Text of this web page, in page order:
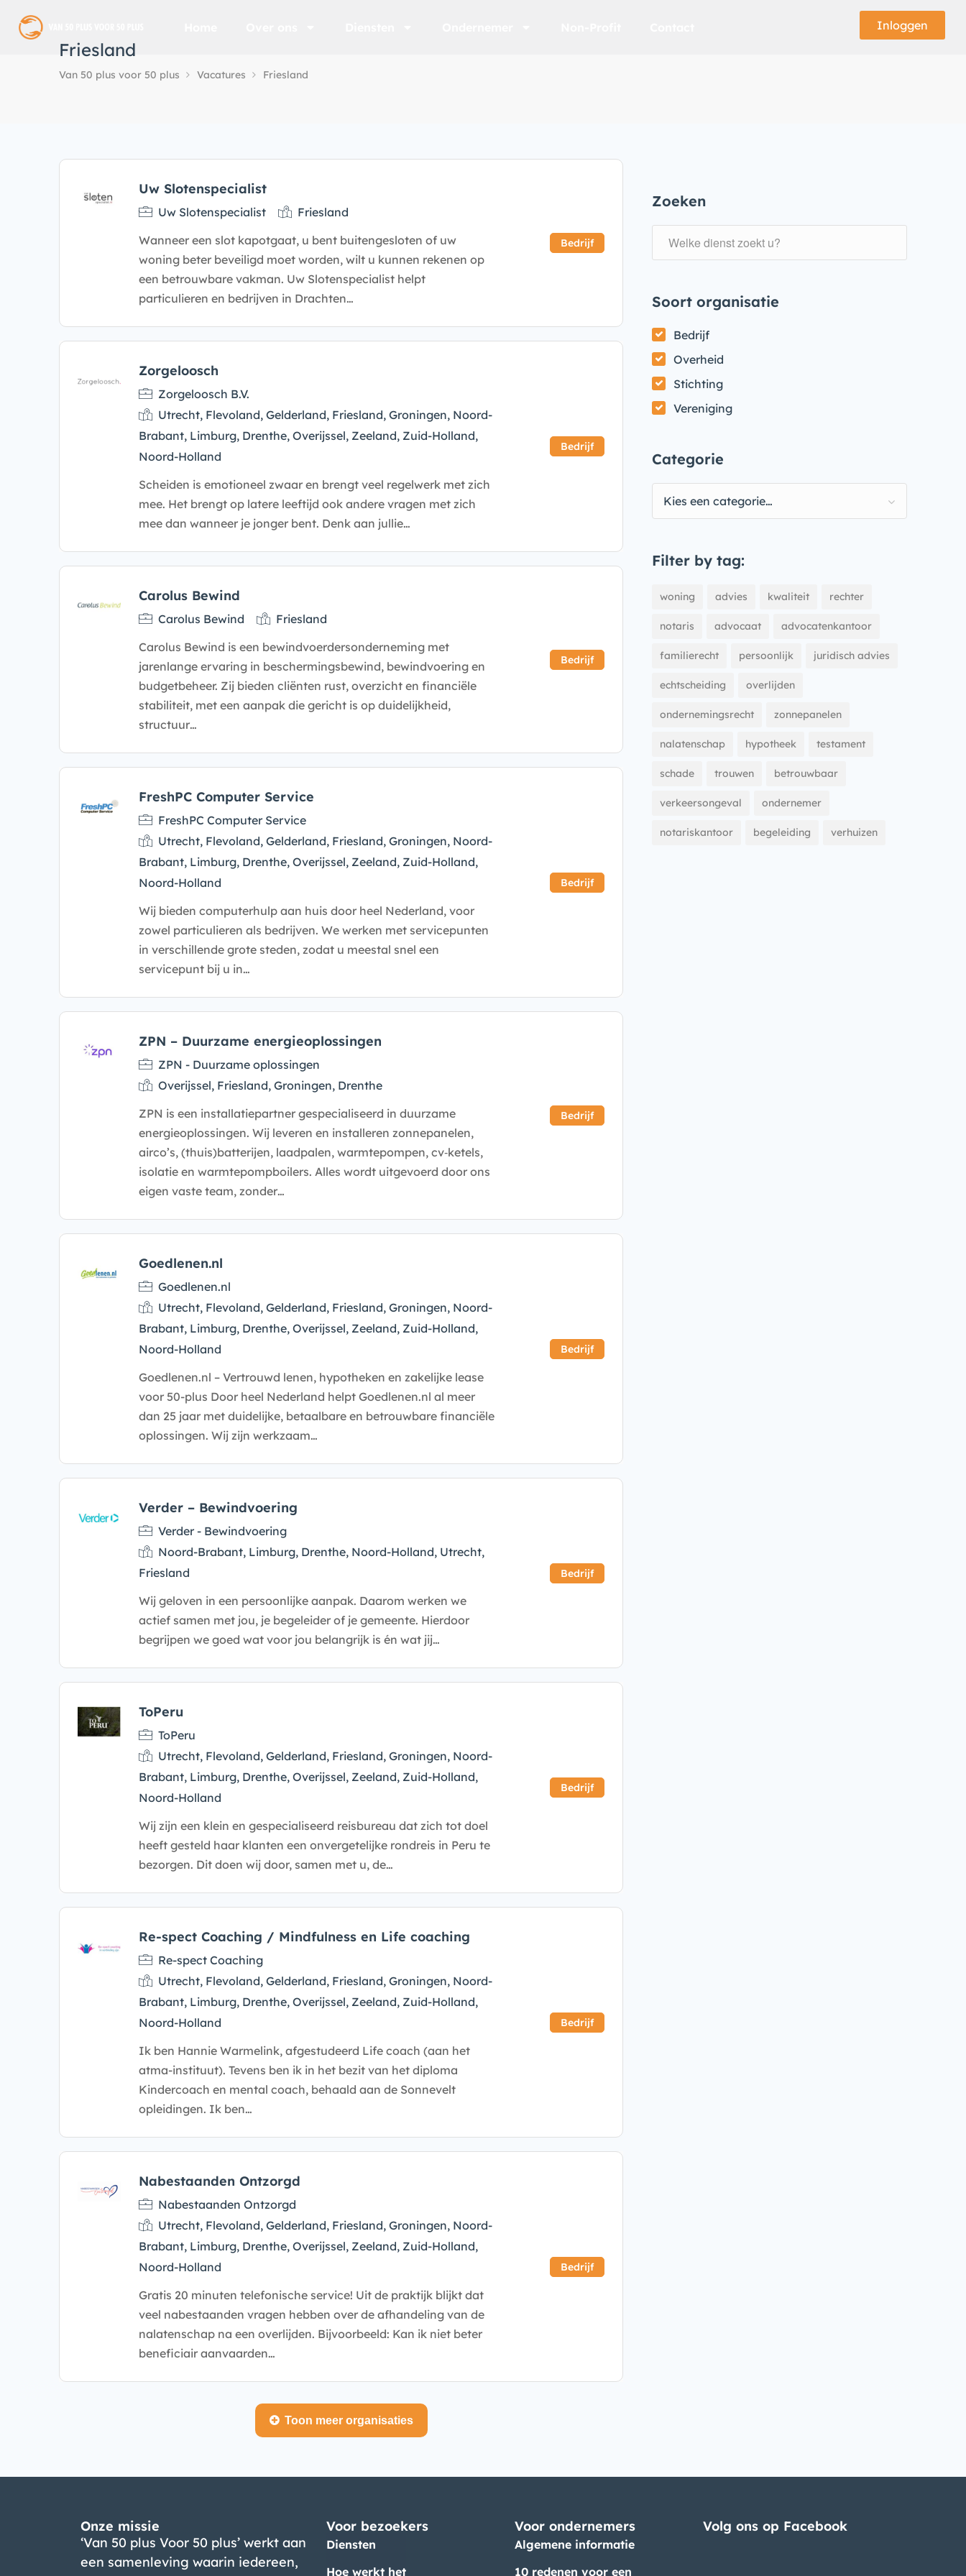
Inloggen
Friesland
Van 50 plus voor 50 plus Vacatures Friesland
Zoeken
Soort organisatie
Bedrijf
Overheid
Stichting
Vereniging
Categorie
Kies een categorie…
Filter by tag:
woning advies kwaliteit rechter
notaris advocaat advocatenkantoor
familierecht persoonlijk juridisch advies
echtscheiding overlijden
ondernemingsrecht zonnepanelen
nalatenschap hypotheek testament
schade trouwen betrouwbaar
verkeersongeval ondernemer
notariskantoor begeleiding verhuizen
Uw Slotenspecialist
Bedrijf
Uw Slotenspecialist
Friesland
Wanneer een slot kapotgaat, u bent buitengesloten of uw
woning beter beveiligd moet worden, wilt u kunnen rekenen op
een betrouwbare vakman. Uw Slotenspecialist helpt
particulieren en bedrijven in Drachten…
Zorgeloosch
Bedrijf
Zorgeloosch B.V.
Utrecht, Flevoland, Gelderland, Friesland, Groningen, Noord-
Brabant, Limburg, Drenthe, Overijssel, Zeeland, Zuid-Holland,
Noord-Holland
Scheiden is emotioneel zwaar en brengt veel regelwerk met zich
mee. Het brengt op latere leeftijd ook andere vragen met zich
mee dan wanneer je jonger bent. Denk aan jullie…
Carolus Bewind
Bedrijf
Carolus Bewind
Friesland
Carolus Bewind is een bewindvoerdersonderneming met
jarenlange ervaring in beschermingsbewind, bewindvoering en
budgetbeheer. Zij bieden cliënten rust, overzicht en financiële
stabiliteit, met een aanpak die gericht is op duidelijkheid,
structuur…
FreshPC Computer Service
Bedrijf
FreshPC Computer Service
Utrecht, Flevoland, Gelderland, Friesland, Groningen, Noord-
Brabant, Limburg, Drenthe, Overijssel, Zeeland, Zuid-Holland,
Noord-Holland
Wij bieden computerhulp aan huis door heel Nederland, voor
zowel particulieren als bedrijven. We werken met servicepunten
in verschillende grote steden, zodat u meestal snel een
servicepunt bij u in…
ZPN – Duurzame energieoplossingen
Bedrijf
ZPN - Duurzame oplossingen
Overijssel, Friesland, Groningen, Drenthe
ZPN is een installatiepartner gespecialiseerd in duurzame
energieoplossingen. Wij leveren en installeren zonnepanelen,
airco’s, (thuis)batterijen, laadpalen, warmtepompen, cv‑ketels,
isolatie en warmtepompboilers. Alles wordt uitgevoerd door ons
eigen vaste team, zonder…
Goedlenen.nl
Bedrijf
Goedlenen.nl
Utrecht, Flevoland, Gelderland, Friesland, Groningen, Noord-
Brabant, Limburg, Drenthe, Overijssel, Zeeland, Zuid-Holland,
Noord-Holland
Goedlenen.nl – Vertrouwd lenen, hypotheken en zakelijke lease
voor 50-plus Door heel Nederland helpt Goedlenen.nl al meer
dan 25 jaar met duidelijke, betaalbare en betrouwbare financiële
oplossingen. Wij zijn werkzaam…
Verder – Bewindvoering
Bedrijf
Verder - Bewindvoering
Noord-Brabant, Limburg, Drenthe, Noord-Holland, Utrecht,
Friesland
Wij geloven in een persoonlijke aanpak. Daarom werken we
actief samen met jou, je begeleider of je gemeente. Hierdoor
begrijpen we goed wat voor jou belangrijk is én wat jij…
ToPeru
Bedrijf
ToPeru
Utrecht, Flevoland, Gelderland, Friesland, Groningen, Noord-
Brabant, Limburg, Drenthe, Overijssel, Zeeland, Zuid-Holland,
Noord-Holland
Wij zijn een klein en gespecialiseerd reisbureau dat zich tot doel
heeft gesteld haar klanten een onvergetelijke rondreis in Peru te
bezorgen. Dit doen wij door, samen met u, de…
Re-spect Coaching / Mindfulness en Life coaching
Bedrijf
Re-spect Coaching
Utrecht, Flevoland, Gelderland, Friesland, Groningen, Noord-
Brabant, Limburg, Drenthe, Overijssel, Zeeland, Zuid-Holland,
Noord-Holland
Ik ben Hannie Warmelink, afgestudeerd Life coach (aan het
atma-instituut). Tevens ben ik in het bezit van het diploma
Kindercoach en mental coach, behaald aan de Sonnevelt
opleidingen. Ik ben…
Nabestaanden Ontzorgd
Bedrijf
Nabestaanden Ontzorgd
Utrecht, Flevoland, Gelderland, Friesland, Groningen, Noord-
Brabant, Limburg, Drenthe, Overijssel, Zeeland, Zuid-Holland,
Noord-Holland
Gratis 20 minuten telefonische service! Uit de praktijk blijkt dat
veel nabestaanden vragen hebben over de afhandeling van de
nalatenschap na een overlijden. Bijvoorbeeld: Kan ik niet beter
beneficiair aanvaarden…
Toon meer organisaties
Onze missie
‘Van 50 plus Voor 50 plus’ werkt aan
een samenleving waarin iedereen,
Voor bezoekers
Diensten
Hoe werkt het
Voor ondernemers
Algemene informatie
10 redenen voor een
Volg ons op Facebook